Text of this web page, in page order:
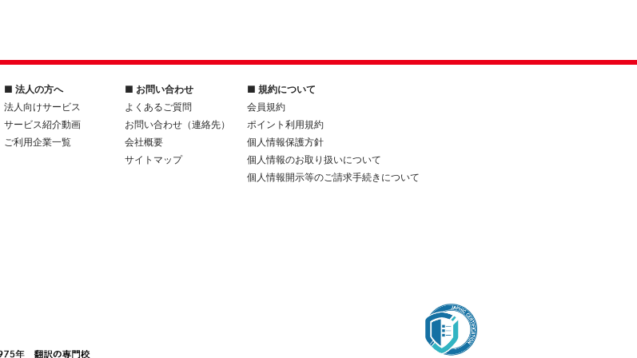
■ 法人の方へ
法人向けサービス
サービス紹介動画
ご利用企業一覧
■ お問い合わせ
よくあるご質問
お問い合わせ（連絡先）
会社概要
サイトマップ
■ 規約について
会員規約
ポイント利用規約
個人情報保護方針
個人情報のお取り扱いについて
個人情報開示等のご請求手続きについて